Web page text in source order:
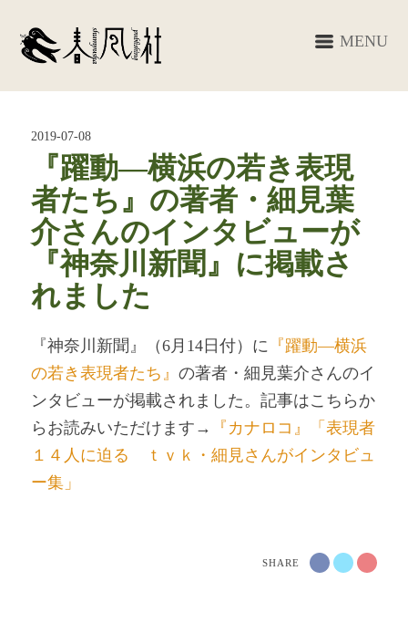
MENU
2019-07-08
『躍動―横浜の若き表現
者たち』の著者・細見葉
介さんのインタビューが
『神奈川新聞』に掲載さ
れました
『神奈川新聞』（6月14日付）に 『躍動―横浜
の若き表現者たち』の著者・細見葉介さんのイ
ンタビューが掲載されました。記事はこちらか
らお読みいただけます→
『カナロコ』「表現者
１４人に迫る ｔｖｋ・細見さんがインタビュ
ー集」
SHARE